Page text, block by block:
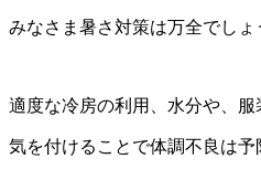
みなさま暑さ対策は万全でしょ
適度な冷房の利用、水分や、服
気を付けることで体調不良は予